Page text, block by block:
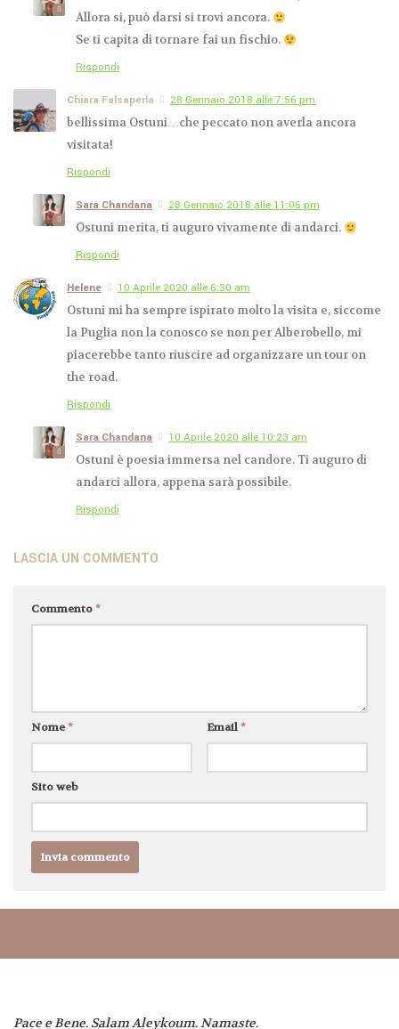
Allora si, può darsi si trovi ancora.
Se ti capita di tornare fai un fischio.
Rispondi
Chiara Falsaperla
28 Gennaio 2018 alle 7:56 pm
bellissima Ostuni…che peccato non averla ancora
visitata!
Rispondi
Sara Chandana
28 Gennaio 2018 alle 11:06 pm
Ostuni merita, ti auguro vivamente di andarci.
Rispondi
Helene
10 Aprile 2020 alle 6:30 am
Ostuni mi ha sempre ispirato molto la visita e, siccome
la Puglia non la conosco se non per Alberobello, mi
piacerebbe tanto riuscire ad organizzare un tour on
the road.
Rispondi
Sara Chandana
10 Aprile 2020 alle 10:23 am
Ostuni è poesia immersa nel candore. Ti auguro di
andarci allora, appena sarà possibile.
Rispondi
LASCIA UN COMMENTO
Commento*
Nome* Email*
Sito web
Pace e Bene. Salam Aleykoum. Namaste.